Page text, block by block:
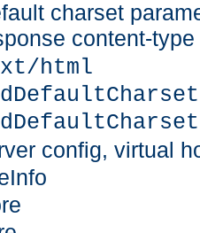
charset
content-
html
config, virtual